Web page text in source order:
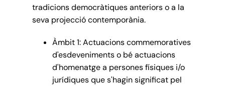
tradicions democràtiques anteriors o a la
seva projecció contemporània.
Àmbit 1: Actuacions commemoratives
d'esdeveniments o bé actuacions
d'homenatge a persones físiques i/o
jurídiques que s'hagin significat pel